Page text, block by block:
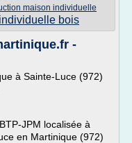
maison individuelle
bois
-
à Sainte-Luce (972)
JPM localisée à
en Martinique (972)